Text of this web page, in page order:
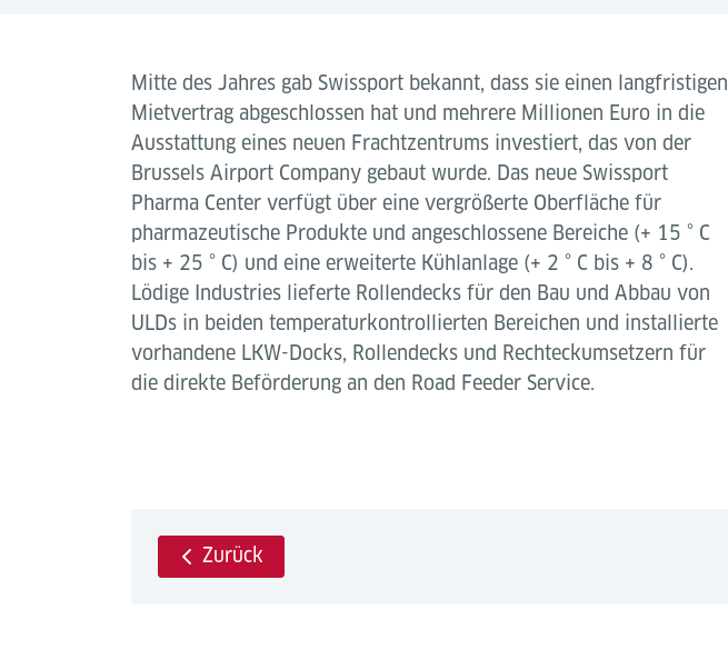
Mitte des Jahres gab Swissport bekannt, dass sie einen langfristigen
Mietvertrag abgeschlossen hat und mehrere Millionen Euro in die
Ausstattung eines neuen Frachtzentrums investiert, das von der
Brussels Airport Company gebaut wurde. Das neue Swissport
Pharma Center verfügt über eine vergrößerte Oberfläche für
pharmazeutische Produkte und angeschlossene Bereiche (+ 15 ° C
bis + 25 ° C) und eine erweiterte Kühlanlage (+ 2 ° C bis + 8 ° C).
Lödige Industries lieferte Rollendecks für den Bau und Abbau von
ULDs in beiden temperaturkontrollierten Bereichen und installierte
vorhandene LKW-Docks, Rollendecks und Rechteckumsetzern für
die direkte Beförderung an den Road Feeder Service.
Zurück